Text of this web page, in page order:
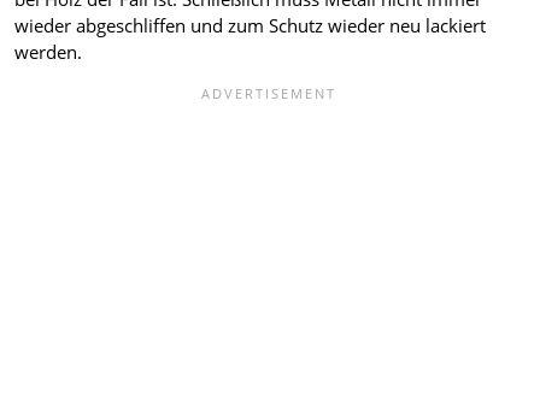
wieder abgeschliffen und zum Schutz wieder neu lackiert
werden.